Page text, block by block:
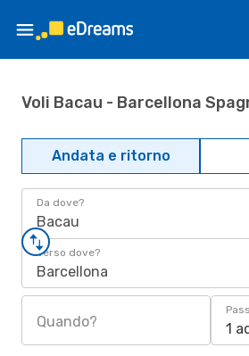
Voli Bacau - Barcellona
Andata e ritorno
Da dove?
Bacau
Verso dove?
Barcellona
Quando? 1